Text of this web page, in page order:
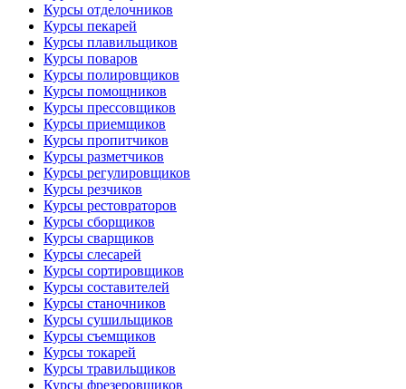
Курсы отделочников
Курсы пекарей
Курсы плавильщиков
Курсы поваров
Курсы полировщиков
Курсы помощников
Курсы прессовщиков
Курсы приемщиков
Курсы пропитчиков
Курсы разметчиков
Курсы регулировщиков
Курсы резчиков
Курсы рестовраторов
Курсы сборщиков
Курсы сварщиков
Курсы слесарей
Курсы сортировщиков
Курсы составителей
Курсы станочников
Курсы сушильщиков
Курсы съемщиков
Курсы токарей
Курсы травильщиков
Курсы фрезеровщиков